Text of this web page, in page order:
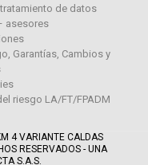
de datos
asesores
Garantías, Cambios y
riesgo LA/FT/FPADM
4 VARIANTE CALDAS
RESERVADOS - UNA
S.A.S.